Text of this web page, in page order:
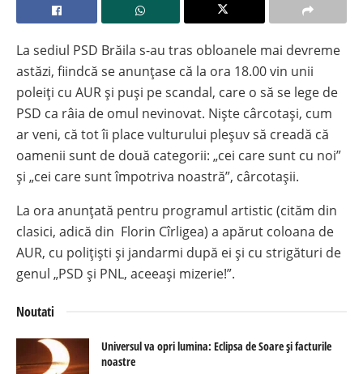
La sediul PSD Brăila s-au tras obloanele mai devreme
astăzi, fiindcă se anunțase că la ora 18.00 vin unii
poleiți cu AUR și puși pe scandal, care o să se lege de
PSD ca râia de omul nevinovat. Niște cârcotași, cum
ar veni, că tot îi place vulturului pleșuv să creadă că
oamenii sunt de două categorii: „cei care sunt cu noi”
și „cei care sunt împotriva noastră”, cârcotașii.
La ora anunțată pentru programul artistic (cităm din
clasici, adică din Florin Cîrligea) a apărut coloana de
AUR, cu polițiști și jandarmi după ei și cu strigături de
genul „PSD și PNL, aceeași mizerie!”.
Noutati
Universul va opri lumina: Eclipsa de Soare și facturile
noastre